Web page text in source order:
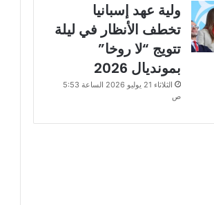
ولية عهد إسبانيا
تخطف الأنظار في ليلة
تتويج “لا روخا”
بمونديال 2026
الثلاثاء 21 يوليو 2026 الساعة 5:53
ص